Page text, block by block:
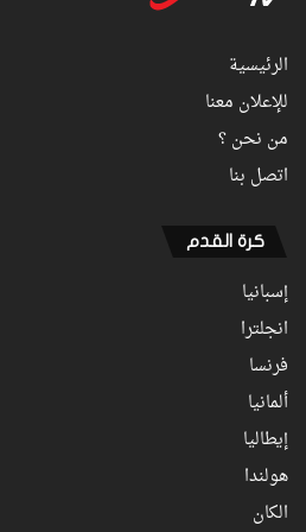
الرئيسية
للإعلان معنا
من نحن ؟
اتصل بنا
كرة القدم
إسبانيا
انجلترا
فرنسا
ألمانيا
إيطاليا
هولندا
الكان